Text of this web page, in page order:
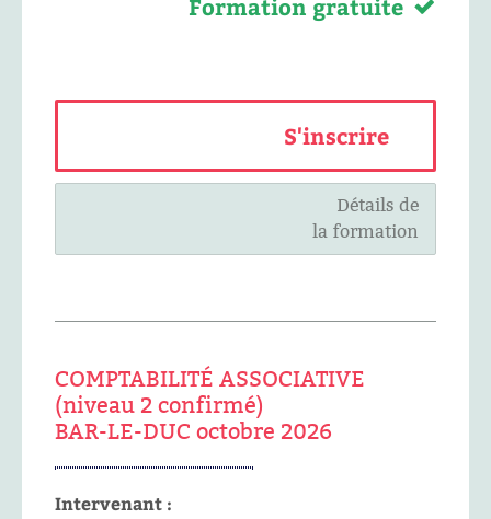
Formation gratuite
S'inscrire
Détails de
la formation
COMPTABILITÉ ASSOCIATIVE
(niveau 2 confirmé)
BAR-LE-DUC octobre 2026
Intervenant :